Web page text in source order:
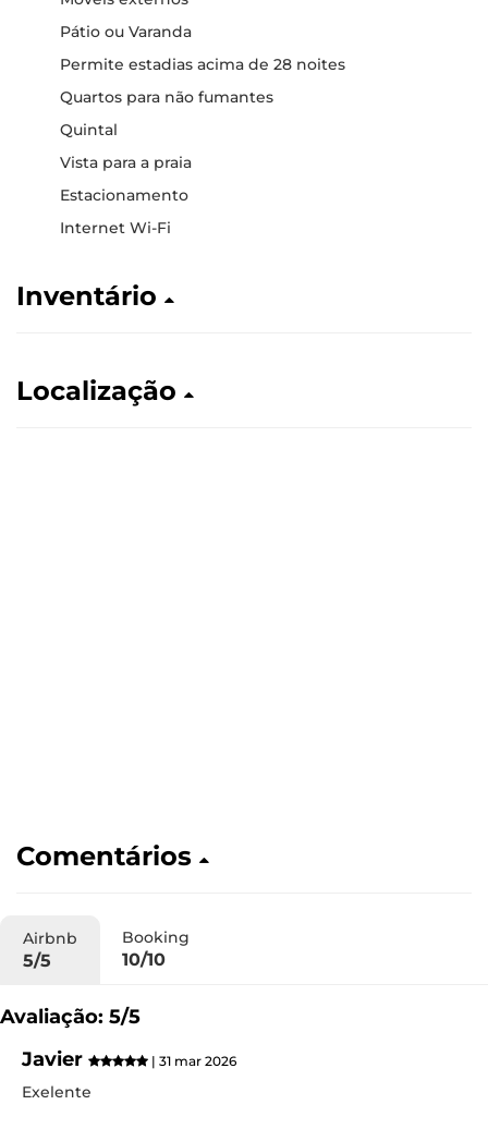
Pátio ou Varanda
Permite estadias acima de 28 noites
Quartos para não fumantes
Quintal
Vista para a praia
Estacionamento
Internet Wi-Fi
Inventário
Localização
Comentários
Airbnb
5/5
Booking
10/10
Avaliação: 5/5
Javier
| 31 mar 2026
Exelente